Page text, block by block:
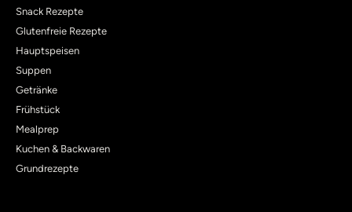
Snack Rezepte
Glutenfreie Rezepte
Hauptspeisen
Suppen
Getränke
Frühstück
Mealprep
Kuchen & Backwaren
Grundrezepte